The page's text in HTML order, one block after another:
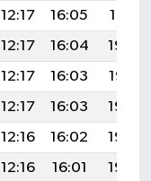
12:17 16:05
19:10
12:17 16:04
19:09
12:17 16:03
19:07
12:17 16:03
19:06
12:16 16:02
19:04
12:16 16:01 19:03